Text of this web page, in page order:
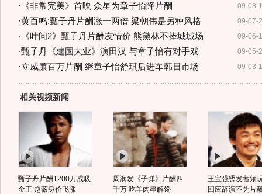
09-08-
· 《非常完美》首映 众星为章子怡降片酬
09-07-
·黄百鸣:甄子丹片酬涨一两倍 梁朝伟是另种风格
09-06-
· 《叶问2》甄子丹片酬友情价 熊黛林不捧城城场
09-05-
·甄子丹《建国大业》演田汉 与章子怡有对手戏
09-03-
·立威廉百万片酬 继章子怡舒琪后进军韩日市场
相关视频新闻
甄子丹片酬1200万成吸
金王 赵薇身价飞涨
周润发《子弹》片酬四
千万 吃羊肉串解馋
王宝强烫发蓄须
回应辞演不为片